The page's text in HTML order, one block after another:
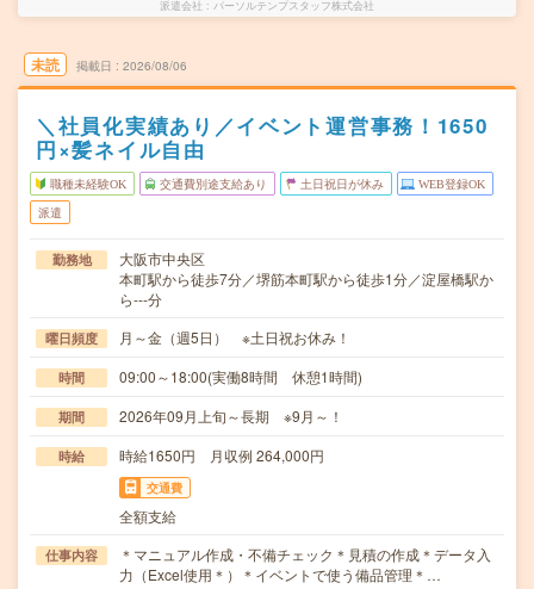
派遣会社 パーソルテンプスタッフ株式会社
未読 掲載日 2026/08/06
＼社員化実績あり／イベント運営事務！1650
円×髪ネイル自由
職種未経験OK 交通費別途支給あり 土日祝日が休み WEB登録OK
派遣
勤務地
大阪市中央区
本町駅から徒歩7分／堺筋本町駅から徒歩1分／淀屋橋駅か
ら---分
曜日頻度 月～金（週5日） ※土日祝お休み！
時間 09:00～18:00(実働8時間 休憩1時間)
期間 2026年09月上旬～長期 ※9月～！
時給 時給1650円 月収例 264,000円
交通費
全額支給
仕事内容
＊マニュアル作成・不備チェック＊見積の作成＊データ入
力（Excel使用＊）＊イベントで使う備品管理＊…